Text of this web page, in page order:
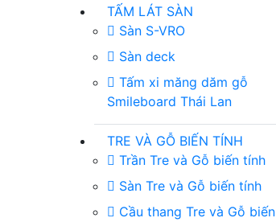
TẤM LÁT SÀN
Sàn S-VRO
Sàn deck
Tấm xi măng dăm gỗ
Smileboard Thái Lan
TRE VÀ GỖ BIẾN TÍNH
Trần Tre và Gỗ biến tính
Sàn Tre và Gỗ biến tính
Cầu thang Tre và Gỗ biến